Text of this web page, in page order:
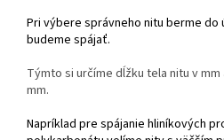
Pri výbere správneho nitu berme
budeme spájať.
Týmto si určíme dĺžku tela nitu v
mm.
Napríklad pre spájanie hliníkových